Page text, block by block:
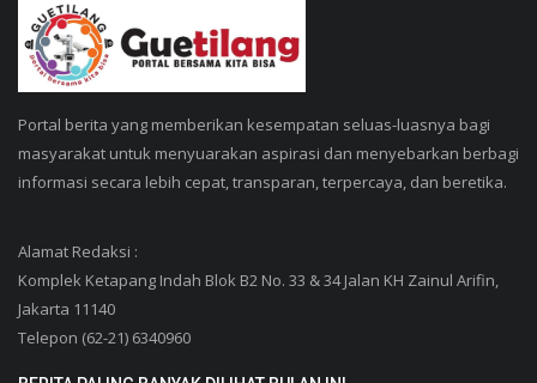
Portal berita yang memberikan kesempatan seluas-luasnya bagi
masyarakat untuk menyuarakan aspirasi dan menyebarkan berbagi
informasi secara lebih cepat, transparan, terpercaya, dan beretika.
Alamat Redaksi :
Komplek Ketapang Indah Blok B2 No. 33 & 34 Jalan KH Zainul Arifin,
Jakarta 11140
Telepon (62-21) 6340960